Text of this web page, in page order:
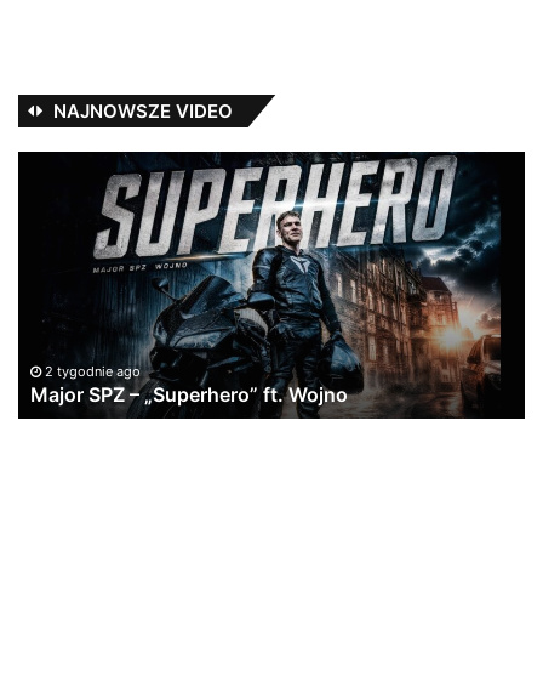
NAJNOWSZE VIDEO
„Superhero”
2 tygodnie ago
Major SPZ – „Superhero” ft. Wojno